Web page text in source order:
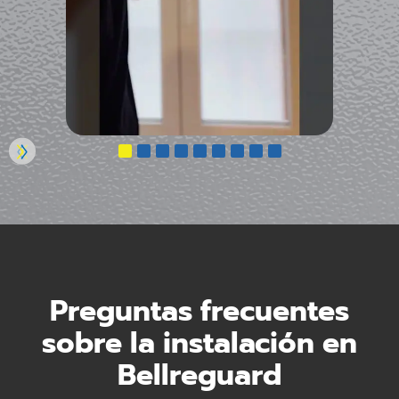
Preguntas frecuentes
sobre la instalación en
Bellreguard